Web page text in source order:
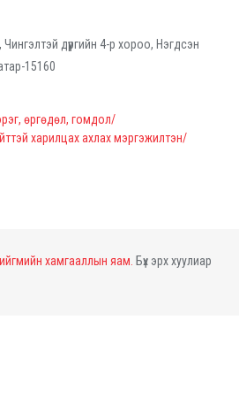
дүүргийн 4-р хороо, Нэгдсэн
15160
өргөдөл, гомдол/
харилцах ахлах мэргэжилтэн/
хамгааллын яам. Бүх эрх хуулиар